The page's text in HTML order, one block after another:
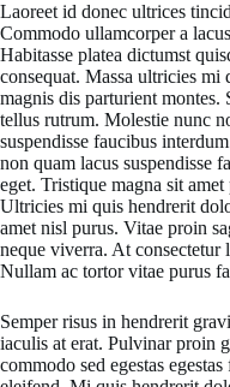
Laoreet id donec ultrices
Commodo ullamcorper a
Habitasse platea dictumst
consequat. Massa ultricies mi
magnis dis parturient montes.
tellus rutrum. Molestie nunc
suspendisse faucibus
non quam lacus suspendisse
eget. Tristique magna sit
Ultricies mi quis hendrerit
amet nisl purus. Vitae proin
neque viverra. At consectetur
Nullam ac tortor vitae purus
Semper risus in hendrerit
iaculis at erat. Pulvinar proin
commodo sed egestas